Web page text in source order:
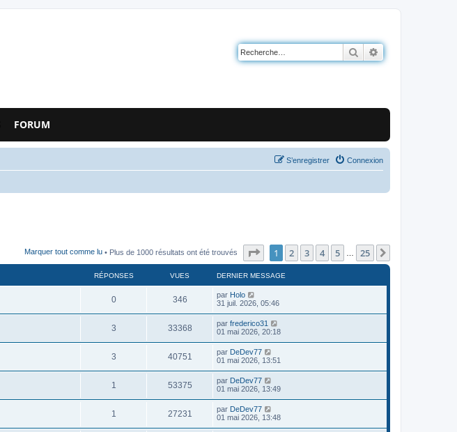
Rechercher
FORUM
Connexion
S’enregistrer
Marquer tout comme lu • Plus de 1000 résultats ont été trouvés Page sur25
1 2 3 4 5 25
RÉPONSES VUES DERNIER MESSAGE
0 346 par Holo
31 juil. 2026, 05:46
3 33368 par frederico31
01 mai 2026, 20:18
3 40751 par DeDev77
01 mai 2026, 13:51
1 53375 par DeDev77
01 mai 2026, 13:49
1 27231 par DeDev77
01 mai 2026, 13:48